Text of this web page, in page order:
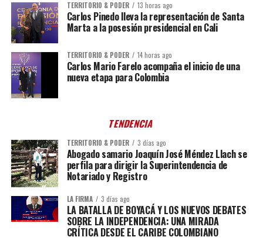
TERRITORIO & PODER 13 horas ago
Carlos Pinedo lleva la representación de Santa
Marta a la posesión presidencial en Cali
TERRITORIO & PODER 14 horas ago
Carlos Mario Farelo acompaña el inicio de una
nueva etapa para Colombia
TENDENCIA
TERRITORIO & PODER 3 días ago
Abogado samario Joaquín José Méndez Llach se
perfila para dirigir la Superintendencia de
Notariado y Registro
LA FIRMA 3 días ago
LA BATALLA DE BOYACÁ Y LOS NUEVOS DEBATES
SOBRE LA INDEPENDENCIA: UNA MIRADA
CRÍTICA DESDE EL CARIBE COLOMBIANO